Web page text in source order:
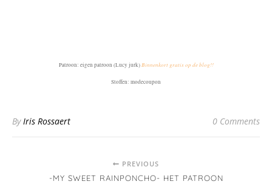
Patroon: eigen patroon (Lucy jurk)Binnenkort gratis op de blog!!
Stoffen: modecoupon
ByIris Rossaert 0 Comments
PREVIOUS
-MY SWEET RAINPONCHO- HET PATROON